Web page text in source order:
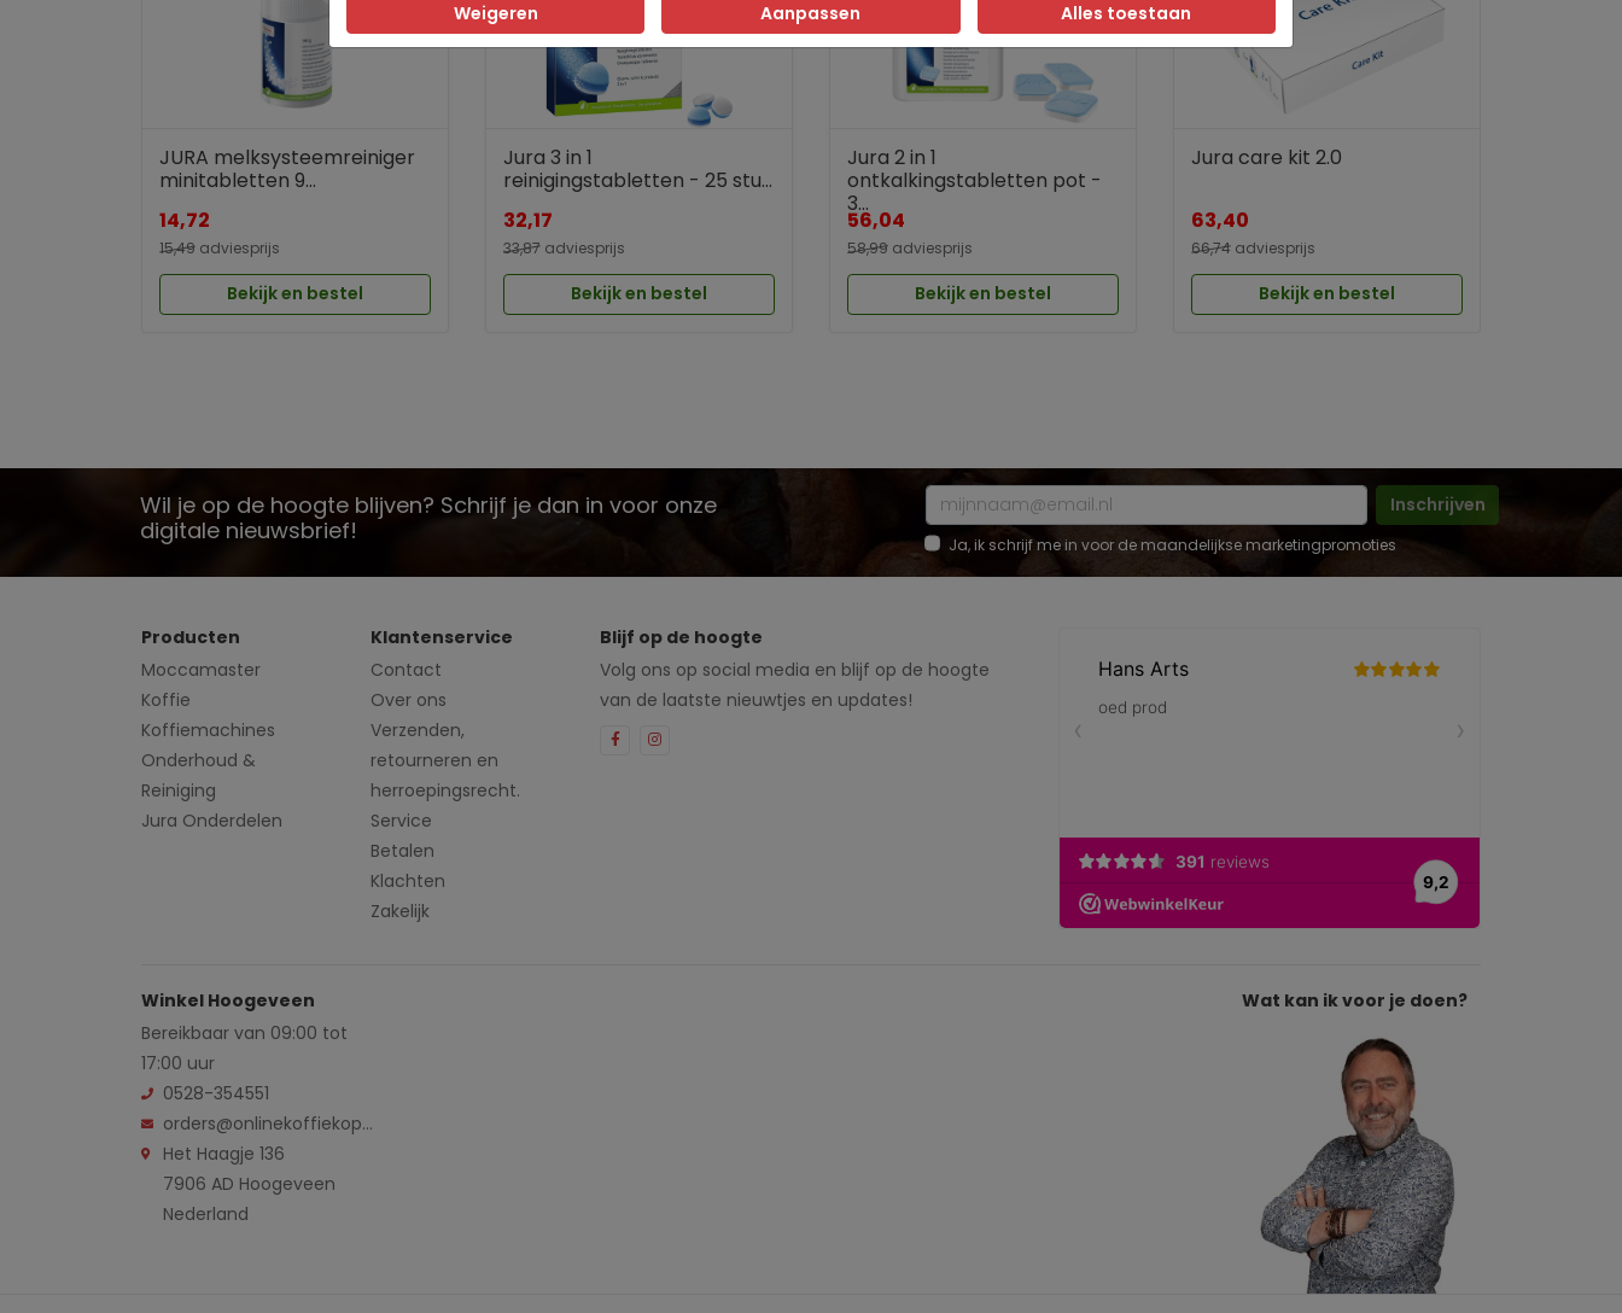
JURA melksysteemreiniger
minitabletten 9...
14,72
15,49 adviesprijs
Bekijk en bestel
Jura 3 in 1
reinigingstabletten - 25 stu...
32,17
33,87 adviesprijs
Bekijk en bestel
Jura 2 in 1
ontkalkingstabletten pot -
3...
56,04
58,99 adviesprijs
Bekijk en bestel
Jura care kit 2.0
63,40
66,74 adviesprijs
Bekijk en bestel
Wil je op de hoogte blijven? Schrijf je dan in voor onze
digitale nieuwsbrief!
Inschrijven
Ja, ik schrijf me in voor de maandelijkse marketingpromoties
Producten
Moccamaster
Koffie
Koffiemachines
Onderhoud &
Reiniging
Jura Onderdelen
Klantenservice
Contact
Over ons
Verzenden,
retourneren en
herroepingsrecht.
Service
Betalen
Klachten
Zakelijk
Blijf op de hoogte
Volg ons op social media en blijf op de hoogte
van de laatste nieuwtjes en updates!
Winkel Hoogeveen
Bereikbaar van 09:00 tot
17:00 uur
0528-354551
orders@onlinekoffiekopen.nl
Het Haagje 136
7906 AD Hoogeveen
Nederland
Wat kan ik voor je doen?
Weigeren Aanpassen Alles toestaan